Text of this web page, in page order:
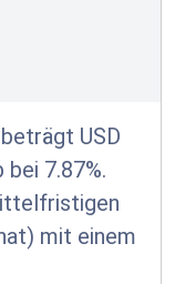
USD
7.87%.
mit einem